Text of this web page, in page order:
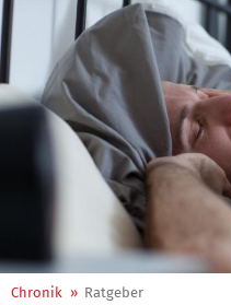
Chronik » Ratgeber